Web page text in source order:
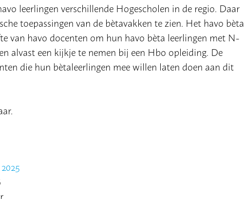
leerlingen verschillende Hogescholen in de regio. Daar
toepassingen van de bètavakken te zien. Het havo bèta
van havo docenten om hun havo bèta leerlingen met N-
alvast een kijkje te nemen bij een Hbo opleiding. De
die hun bètaleerlingen mee willen laten doen aan dit